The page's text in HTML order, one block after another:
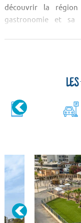
découvrir la
gastronomie et sa
Villepey, le bois de
Pour les sportifs,
activités spor...